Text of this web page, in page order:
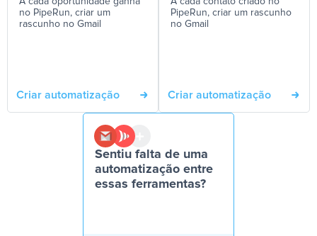
no PipeRun, criar um
rascunho no Gmail
Criar automatização
PipeRun, criar um rascunho
no Gmail
Criar automatização
Sentiu falta de uma
automatização entre
essas ferramentas?